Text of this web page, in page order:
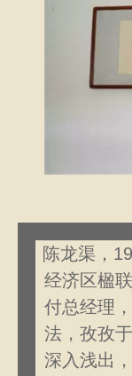
陈龙渠，
经济区楹
付总经理
法，孜孜
深入浅出